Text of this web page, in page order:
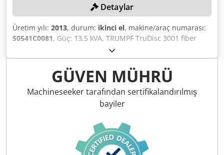
Detaylar
Üretim yılı: 2013, durum: ikinci el, makine/araç numarası:
S0541C0081, Güç: 13,5 kVA, TRUMPF TruDisc 3001 fiber
lazer, Seri No: L3211M0613S, Üretim Yılı: 2013, Lazer gücü:
3.000 W, Güç: 20 kVA, ayrı bir RITTAL kontrol paneli, RIEDEL
soğutma ünitesi, kontrol paneli, 2 iş istasyonu, kaydedilen
çalışma saatleri (Kasım 2025): 71.954 saat, lazer çalışma
süresi: 55.034 saat. Dcedpozqzcxofx Ag Ejk
GÜVEN MÜHRÜ
Machineseeker tarafından sertifikalandırılmış
bayiler